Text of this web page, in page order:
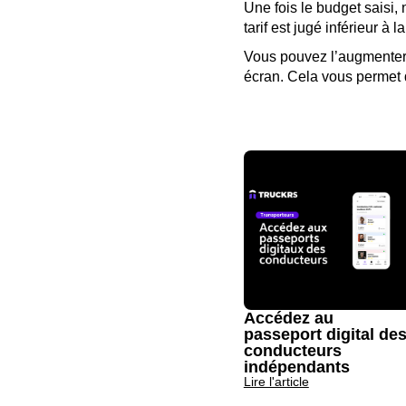
Une fois le budget saisi,
tarif est jugé inférieur à
Vous pouvez
écran. Cela vous
Accédez au
passeport digital des
conducteurs
indépendants
Lire l'article